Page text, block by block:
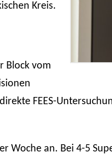
Kreis.
Block vom
FEES-
Woche an. Bei 4-5